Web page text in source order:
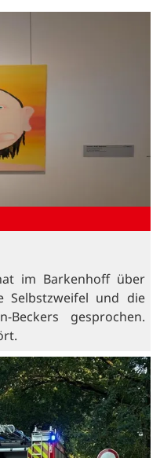
im Barkenhoff über
Selbstzweifel und die
Beckers gesprochen.